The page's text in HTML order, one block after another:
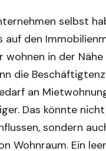
selbst
auf den
in der Nähe
die
an
Das könnte
sondern
Wohnraum. Ein